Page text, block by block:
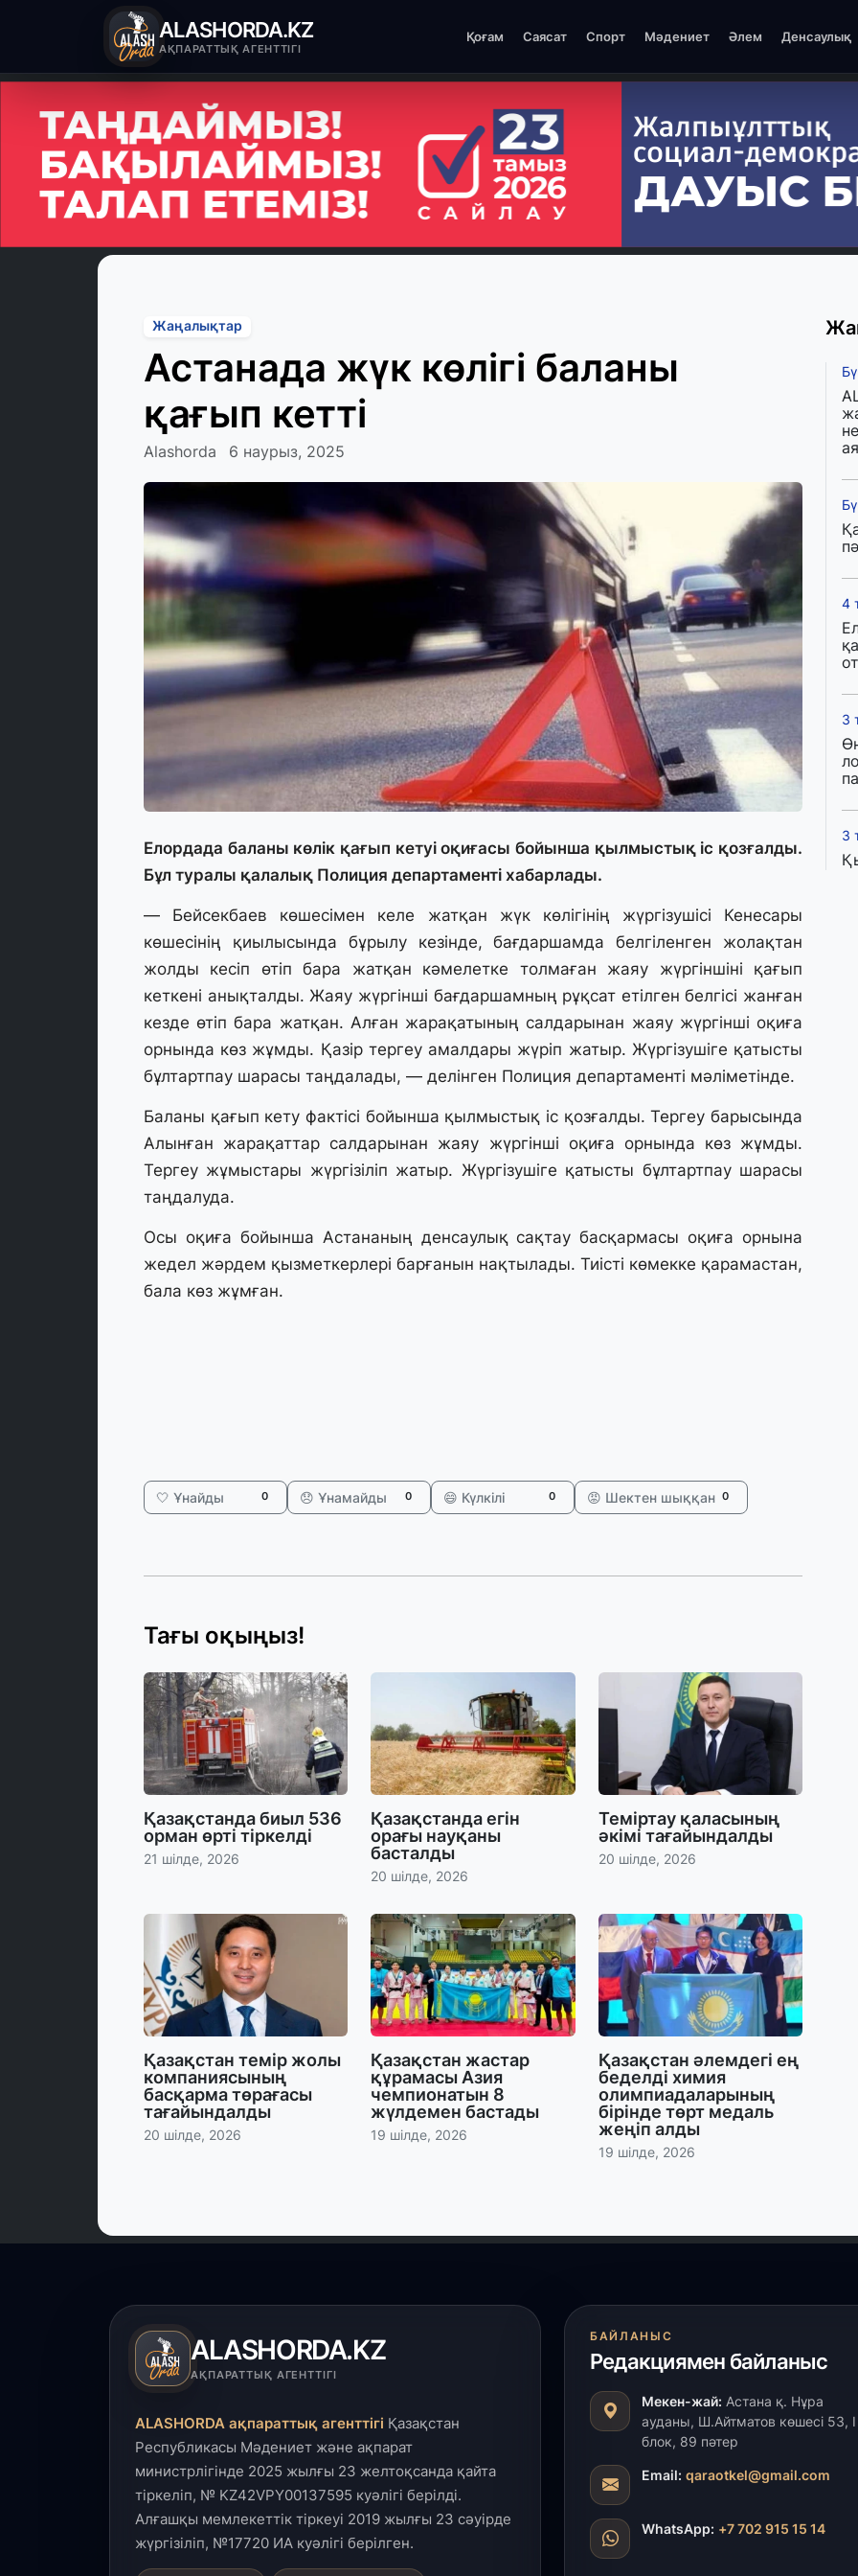
ALASHORDA.KZ
АҚПАРАТТЫҚ АГЕНТТІГІ
Қоғам Саясат Спорт Мәдениет Әлем Денсаулық
Жаңалықтар
Астанада жүк көлігі баланы
қағып кетті
Alashorda 6 наурыз, 2025
Елордада баланы көлік қағып кетуі оқиғасы бойынша қылмыстық іс қозғалды.
Бұл туралы қалалық Полиция департаменті хабарлады.
— Бейсекбаев көшесімен келе жатқан жүк көлігінің жүргізушісі Кенесары
көшесінің қиылысында бұрылу кезінде, бағдаршамда белгіленген жолақтан
жолды кесіп өтіп бара жатқан кәмелетке толмаған жаяу жүргіншіні қағып
кеткені анықталды. Жаяу жүргінші бағдаршамның рұқсат етілген белгісі жанған
кезде өтіп бара жатқан. Алған жарақатының салдарынан жаяу жүргінші оқиға
орнында көз жұмды. Қазір тергеу амалдары жүріп жатыр. Жүргізушіге қатысты
бұлтартпау шарасы таңдалады, — делінген Полиция департаменті мәліметінде.
Баланы қағып кету фактісі бойынша қылмыстық іс қозғалды. Тергеу барысында
Алынған жарақаттар салдарынан жаяу жүргінші оқиға орнында көз жұмды.
Тергеу жұмыстары жүргізіліп жатыр. Жүргізушіге қатысты бұлтартпау шарасы
таңдалуда.
Осы оқиға бойынша Астананың денсаулық сақтау басқармасы оқиға орнына
жедел жәрдем қызметкерлері барғанын нақтылады. Тиісті көмекке қарамастан,
бала көз жұмған.
🤍 Ұнайды 0 😞 Ұнамайды 0 😄 Күлкілі 0 😡 Шектен шыққан 0
Тағы оқыңыз!
Қазақстанда биыл 536
орман өрті тіркелді
21 шілде, 2026
Қазақстанда егін
орағы науқаны
басталды
20 шілде, 2026
Теміртау қаласының
әкімі тағайындалды
20 шілде, 2026
Қазақстан темір жолы
компаниясының
басқарма төрағасы
тағайындалды
20 шілде, 2026
Қазақстан жастар
құрамасы Азия
чемпионатын 8
жүлдемен бастады
19 шілде, 2026
Қазақстан әлемдегі ең
беделді химия
олимпиадаларының
бірінде төрт медаль
жеңіп алды
19 шілде, 2026
4
3
3
ALASHORDA.KZ
АҚПАРАТТЫҚ АГЕНТТІГІ
ALASHORDA ақпараттық агенттігі Қазақстан
Республикасы Мәдениет және ақпарат
министрлігінде 2025 жылғы 23 желтоқсанда қайта
тіркеліп, № KZ42VPY00137595 куәлігі берілді.
Алғашқы мемлекеттік тіркеуі 2019 жылғы 23 сәуірде
жүргізіліп, №17720 ИА куәлігі берілген.
БАЙЛАНЫС
Редакциямен байланыс
Мекен-жай: Астана қ. Нұра
ауданы, Ш.Айтматов көшесі 53, І
блок, 89 пәтер
Email: qaraotkel@gmail.com
WhatsApp: +7 702 915 15 14